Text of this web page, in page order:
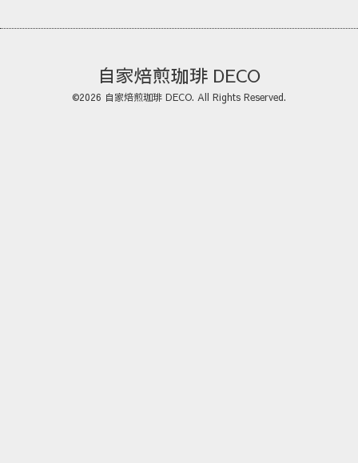
自家焙煎珈琲 DECO
©2026 自家焙煎珈琲 DECO. All Rights Reserved.